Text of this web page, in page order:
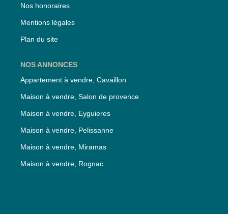
Nos honoraires
Mentions légales
Plan du site
NOS ANNONCES
Appartement à vendre, Cavaillon
Maison à vendre, Salon de provence
Maison à vendre, Eyguieres
Maison à vendre, Pelissanne
Maison à vendre, Miramas
Maison à vendre, Rognac